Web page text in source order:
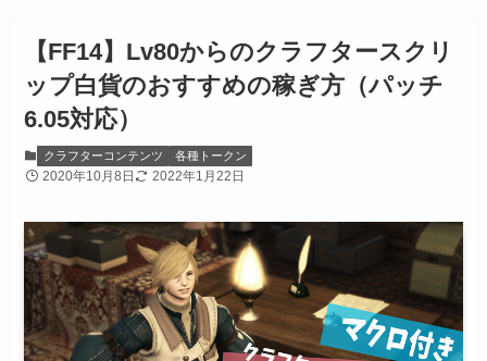
【FF14】Lv80からのクラフタースクリ
ップ白貨のおすすめの稼ぎ方（パッチ
6.05対応）
クラフターコンテンツ 各種トークン
2020年10月8日 2022年1月22日